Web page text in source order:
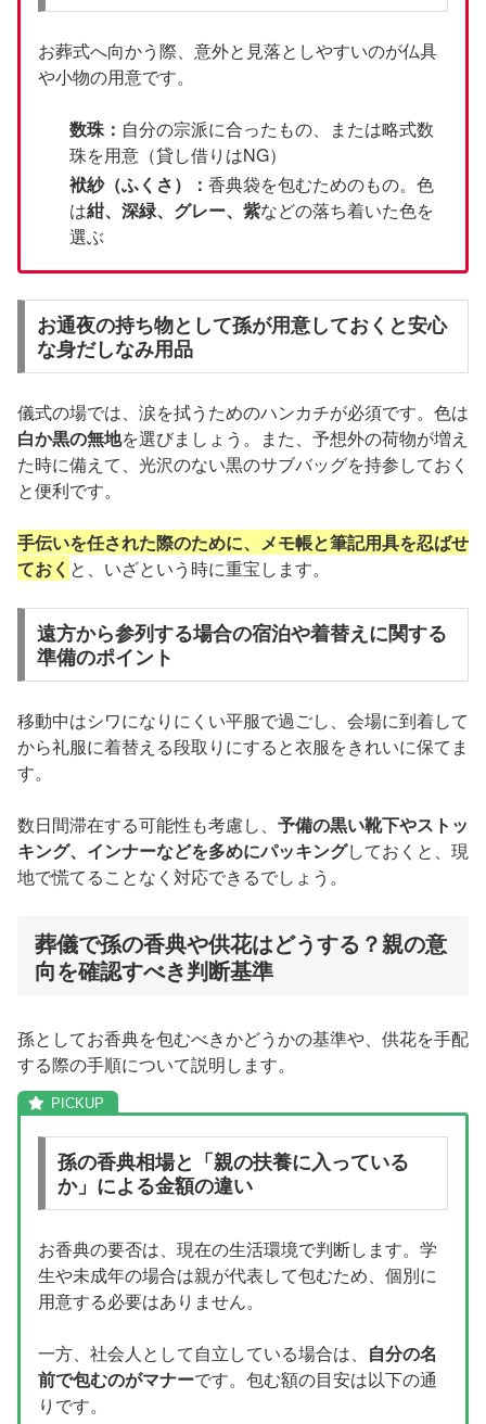
お葬式へ向かう際、意外と見落としやすいのが仏具
や小物の用意です。
数珠： 自分の宗派に合ったもの、または略式数
珠を用意（貸し借りはNG）
袱紗（ふくさ）：香典袋を包むためのもの。色
は紺、深緑、グレー、紫などの落ち着いた色を
選ぶ
お通夜の持ち物として孫が用意しておくと安心
な身だしなみ用品
儀式の場では、涙を拭うためのハンカチが必須です。色は
白か黒の無地を選びましょう。また、予想外の荷物が増え
た時に備えて、光沢のない黒のサブバッグを持参しておく
と便利です。
手伝いを任された際のために、メモ帳と筆記用具を忍ばせ
ておく と、いざという時に重宝します。
遠方から参列する場合の宿泊や着替えに関する
準備のポイント
移動中はシワになりにくい平服で過ごし、会場に到着して
から礼服に着替える段取りにすると衣服をきれいに保てま
す。
数日間滞在する可能性も考慮し、 予備の黒い靴下やストッ
キング、インナーなどを多めにパッキングしておくと、現
地で慌てることなく対応できるでしょう。
葬儀で孫の香典や供花はどうする？親の意
向を確認すべき判断基準
孫としてお香典を包むべきかどうかの基準や、供花を手配
する際の手順について説明します。
孫の香典相場と「親の扶養に入っている
か」による金額の違い
お香典の要否は、現在の生活環境で判断します。学
生や未成年の場合は親が代表して包むため、個別に
用意する必要はありません。
一方、社会人として自立している場合は、 自分の名
前で包むのがマナーです。包む額の目安は以下の通
りです。